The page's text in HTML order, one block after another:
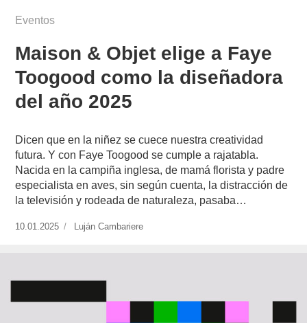
Eventos
Maison & Objet elige a Faye
Toogood como la diseñadora
del año 2025
Dicen que en la niñez se cuece nuestra creatividad
futura. Y con Faye Toogood se cumple a rajatabla.
Nacida en la campiña inglesa, de mamá florista y padre
especialista en aves, sin según cuenta, la distracción de
la televisión y rodeada de naturaleza, pasaba…
Publicado
10.01.2025
https://www.experimenta.es/author/lujan-
Luján Cambariere